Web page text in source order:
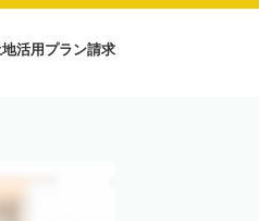
地活用プラン請求